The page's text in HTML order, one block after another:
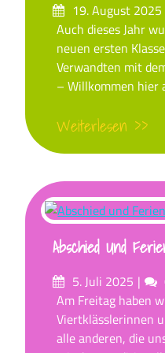
Posted
on
19. August 2025
Auch dieses Jahr
neuen ersten
Verwandten mit
– Willkommen hier
Weiterlesen >>
Abschied Und
Posted
on
5. Juli 2025
Am Freitag haben
Viertklässlerinnen
alle anderen, die